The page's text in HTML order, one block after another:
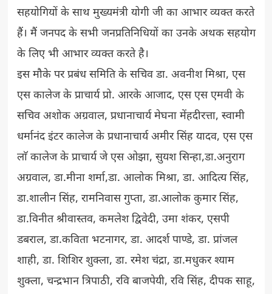
सहयोगियों के साथ मुख्यमंत्री योगी जी का आभार व्यक्त करते
हैं। मैं जनपद के सभी जनप्रतिनिधियों का उनके अथक सहयोग
के लिए भी आभार व्यक्त करते है।
इस मौके पर प्रबंध समिति के सचिव डा. अवनीश मिश्रा, एस
एस कालेज के प्राचार्य प्रो. आरके आजाद, एस एस एमवी के
सचिव अशोक अग्रवाल, प्रधानाचार्य मेघना मेंहदीरत्ता, स्वामी
धर्मानंद इंटर कालेज के प्रधानाचार्य अमीर सिंह यादव, एस एस
लाॅ कालेज के प्राचार्य जे एस ओझा, सुयश सिन्हा,डा.अनुराग
अग्रवाल, डा.मीना शर्मा,डा. आलोक मिश्रा, डा. आदित्य सिंह,
डा.शालीन सिंह, रामनिवास गुप्ता, डा.आलोक कुमार सिंह,
डा.विनीत श्रीवास्तव, कमलेश द्विवेदी, उमा शंकर, एसपी
डबराल, डा.कविता भटनागर, डा. आदर्श पाण्डे, डा. प्रांजल
शाही, डा. शिशिर शुक्ला, डा. रमेश चंद्रा, डा.मधुकर श्याम
शुक्ला, चन्द्रभान त्रिपाठी, रवि बाजपेयी, रवि सिंह, दीपक साहू,